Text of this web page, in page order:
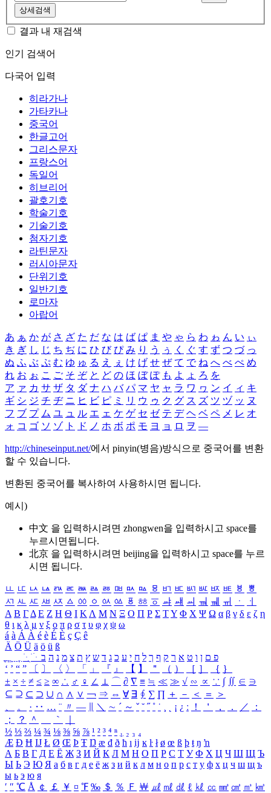
상세검색
결과 내 재검색
인기 검색어
다국어 입력
히라가나
가타카나
중국어
한글고어
그리스문자
프랑스어
독일어
히브리어
괄호기호
학술기호
기술기호
첨자기호
라틴문자
러시아문자
단위기호
일반기호
로마자
아랍어
あ ぁ か が さ ざ た だ な は ば ぱ ま や ゃ ら わ ゎ ん い ぃ
き ぎ し じ ち ぢ に ひ び ぴ み り う ぅ く ぐ す ず つ づ っ
ぬ ふ ぶ ぷ む ゆ ゅ る え ぇ け げ せ ぜ て で ね へ べ ぺ め
れ お ぉ こ ご そ ぞ と ど の ほ ぼ ぽ も よ ょ ろ を
ア ァ カ サ ザ タ ダ ナ ハ バ パ マ ヤ ャ ラ ワ ヮ ン イ ィ キ
ギ シ ジ チ ヂ ニ ヒ ビ ピ ミ リ ウ ゥ ク グ ス ズ ツ ヅ ッ ヌ
フ ブ プ ム ユ ュ ル エ ェ ケ ゲ セ ゼ テ デ ヘ ベ ペ メ レ オ
ォ コ ゴ ソ ゾ ト ド ノ ホ ボ ポ モ ヨ ョ ロ ヲ ―
http://chineseinput.net/에서 pinyin(병음)방식으로 중국어를 변환
할 수 있습니다.
변환된 중국어를 복사하여 사용하시면 됩니다.
예시)
中文 을 입력하시려면 zhongwen을 입력하시고 space를
누르시면됩니다.
北京 을 입력하시려면 beijing을 입력하시고 space를 누르
시면 됩니다.
ㅥ ㅦ ㅧ ㅨ ㅩ ㅪ ㅫ ㅬ ㅭ ㅮ ㅯ ㅰ ㅱ ㅲ ㅳ ㅴ ㅵ ㅶ ㅷ ㅸ
ㅹ
ㅺ ㅻ ㅼ ㅽ ㅾ ㅿ ㆀ ㆁ ㆂ ㆃ ㆄ ㆅ ㆆ ㆇ ㆈ ㆉ ㆊ ㆋ ㆌ ㆍ
ㆎ
Α Β ΓΔ Ε Ζ Η Θ Ι ΚΛ Μ Ν Ξ Ο Π Ρ Σ ΤΥ Φ Χ Ψ Ω α β γ δ ε ζ η
θ ι κ λ μ ν ξ ο π ρ σ τ υ φ χ ψ ω
á à Á À é è É È ç Ç ê
Ä Ö Ü ä ö ü ß
ִֶֹ ֻּ ׁׂ פ ם ן ו ט א ר ק ף ך ל ח י ע כ ג ד ש ץ ת צ מ נ ה ב
‘ ’ “ ” 〔 〕 〈 〉 「 」 『 』 【 】 ＂ （ ） ［ ］ ｛ ｝
± × ÷ ≠ ≤ ≥ ∞ ∴ ♂ ♀ ∠ ⊥ ⌒ ∂ ∇ ≡ ≒ ≪ ≫ √ ∽ ∝ ∵ ∫ ∬ ∈ ∋
⊆ ⊇ ⊂ ⊃ ∪ ∩ ∧ ∨ ￢ ⇒ ⇔ ∀ ∃ ∮ ∑ ∏ ＋ － ＜ ＝
＞
、
。 · ‥ … ¨ 〃 ― ＼ ∼ ´ ～ ˇ ˘ ˝ ˚ ˙ ¸ ¡ ¿ ː ！ ＇ ， ． ／
：
；
？ ＾ ｀
½ ⅓ ⅔ ¼ ¾ ⅛ ⅜ ⅝ ⅞ ¹ ² ³ ⁴ ⁿ ₁ ₂ ₃ ₄
Æ Ð Ħ Ĳ Ł Ø Œ Þ Ŧ Ŋ æ đ ð ħ ı ĳ ĸ ŀ ł ø œ ß þ ŧ ŋ ŉ
А Б В Г Д Е Ё Ж З И Й К Л М Н О П Р С Т У Ф Х Ц Ч Ш Щ Ъ
Ы Ь Э Ю Я а б в г д е ё ж з и й к л м н о п р с т у ф х ц ч ш щ ъ
ы ь э ю я
′ ″ ℃ Å ￠ ￡ ￥ ¤ ℉ ‰ ＄ ％ Ｆ ￦ ㎕ ㎖ ㎗ ℓ ㎘ ㏄ ㎣ ㎤ ㎥ ㎦